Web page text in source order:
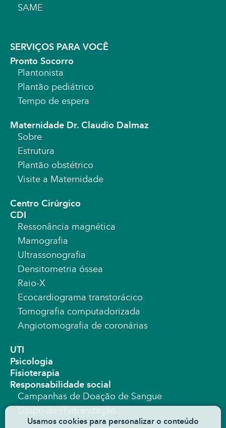
Usamos cookies para personalizar o conteúdo
SERVIÇOS PARA VOCÊ
Pronto Socorro
Plantonista
Plantão pediátrico
Tempo de espera
Maternidade Dr. Claudio Dalmaz
Sobre
Estrutura
Plantão obstétrico
Visite a Maternidade
Centro Cirúrgico
CDI
Ressonância magnética
Mamografia
Ultrassonografia
Densitometria óssea
Raio-X
Ecocardiograma transtorácico
Tomografia computadorizada
Angiotomografia de coronárias
UTI
Psicologia
Fisioterapia
Responsabilidade social
Campanhas de Doação de Sangue
Grupo de Humanização
SAME